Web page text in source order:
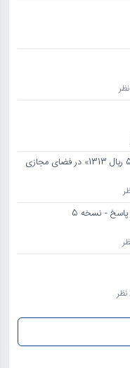
هشدار؛ مراقب «سکه ضرب تقلبی 5 ریال 1313» در فضای مجازی
- نسخه 5